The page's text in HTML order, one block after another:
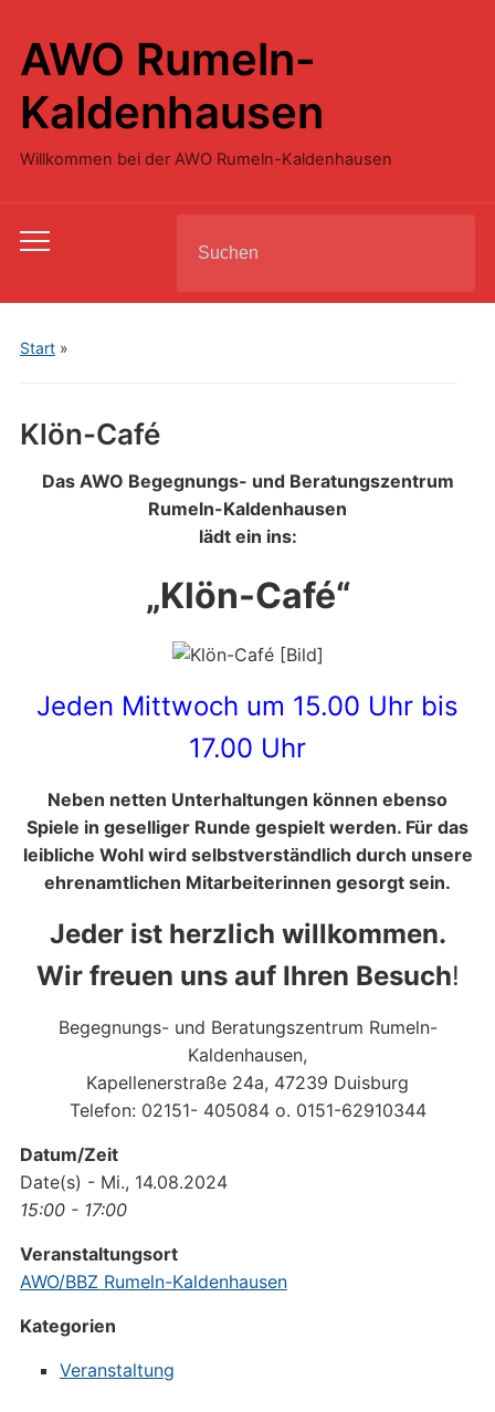
AWO Rumeln-
Kaldenhausen
Willkommen bei der AWO Rumeln-Kaldenhausen
Toggle
menu
for:
Start»
Klön-Café
Das AWO Begegnungs- und Beratungszentrum
Rumeln-Kaldenhausen
lädt ein ins:
„Klön-Café“
Jeden Mittwoch um 15.00 Uhr bis
17.00 Uhr
Neben netten Unterhaltungen können ebenso
Spiele in geselliger Runde gespielt werden. Für das
leibliche Wohl wird selbstverständlich durch unsere
ehrenamtlichen Mitarbeiterinnen gesorgt sein.
Jeder ist herzlich willkommen.
Wir freuen uns auf Ihren Besuch!
Begegnungs- und Beratungszentrum Rumeln-
Kaldenhausen,
Kapellenerstraße 24a, 47239 Duisburg
Telefon: 02151- 405084 o. 0151-62910344
Datum/Zeit
Date(s) - Mi., 14.08.2024
15:00 - 17:00
Veranstaltungsort
AWO/BBZ Rumeln-Kaldenhausen
Kategorien
Veranstaltung